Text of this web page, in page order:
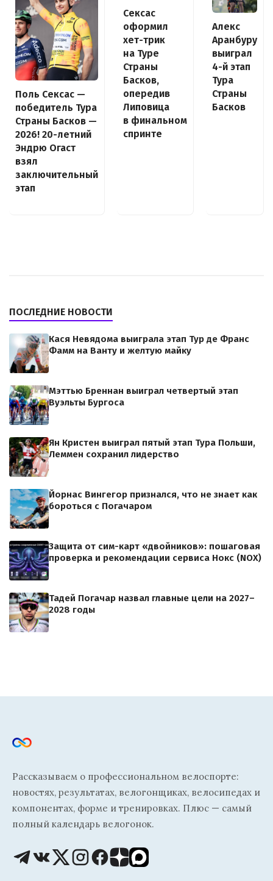
Поль Сексас —
победитель Тура
Страны Басков —
2026! 20-летний
Эндрю Огаст
взял
заключительный
этап
Сексас
оформил
хет-трик
на Туре
Страны
Басков,
опередив
Липовица
в финальном
спринте
Алекс
Аранбуру
выиграл
4-й этап
Тура
Страны
Басков
ПОСЛЕДНИЕ НОВОСТИ
Кася Невядома выиграла этап Тур де Франс
Фамм на Ванту и желтую майку
Мэттью Бреннан выиграл четвертый этап
Вуэльты Бургоса
Ян Кристен выиграл пятый этап Тура Польши,
Леммен сохранил лидерство
Йорнас Вингегор признался, что не знает как
бороться с Погачаром
Защита от сим-карт «двойников»: пошаговая
проверка и рекомендации сервиса Нокс (NOX)
Тадей Погачар назвал главные цели на 2027–
2028 годы
Рассказываем о профессиональном велоспорте:
новостях, результатах, велогонщиках, велосипедах и
компонентах, форме и тренировках. Плюс — самый
полный календарь велогонок.